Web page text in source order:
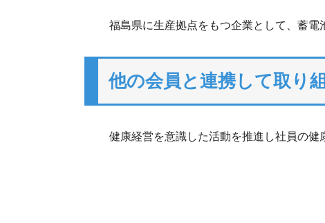
福島県に生産拠点をもつ企業として、蓄電
他の会員と連携して取り
健康経営を意識した活動を推進し社員の健